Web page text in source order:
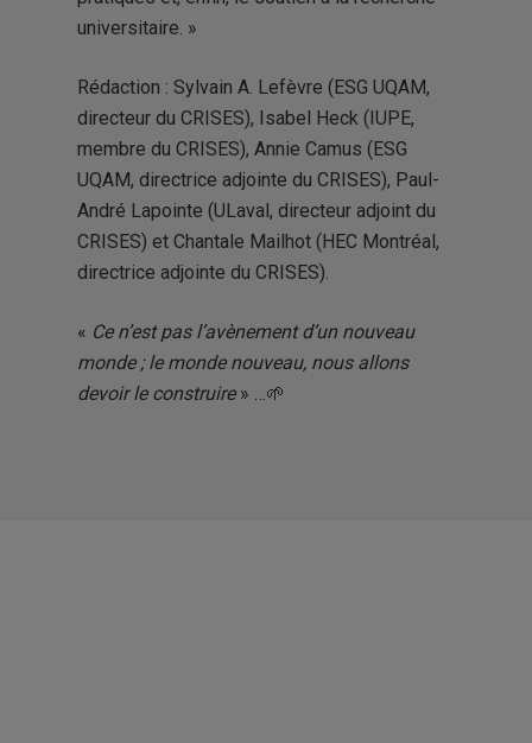
universitaire. »
Rédaction : Sylvain A. Lefèvre (ESG UQAM,
directeur du CRISES), Isabel Heck (IUPE,
membre du CRISES), Annie Camus (ESG
UQAM, directrice adjointe du CRISES), Paul-
André Lapointe (ULaval, directeur adjoint du
CRISES) et Chantale Mailhot (HEC Montréal,
directrice adjointe du CRISES).
« Ce n’est pas l’avènement d’un nouveau
monde ; le monde nouveau, nous allons
devoir le construire» …🌱